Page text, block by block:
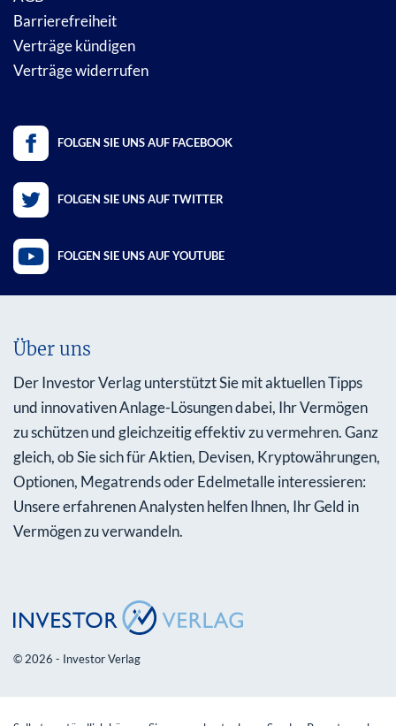
Barrierefreiheit
Verträge kündigen
Verträge widerrufen
FOLGEN SIE UNS AUF FACEBOOK
FOLGEN SIE UNS AUF TWITTER
FOLGEN SIE UNS AUF YOUTUBE
Über uns
Der Investor Verlag unterstützt Sie mit aktuellen Tipps
und innovativen Anlage-Lösungen dabei, Ihr Vermögen
zu schützen und gleichzeitig effektiv zu vermehren. Ganz
gleich, ob Sie sich für Aktien, Devisen, Kryptowährungen,
Optionen, Megatrends oder Edelmetalle interessieren:
Unsere erfahrenen Analysten helfen Ihnen, Ihr Geld in
Vermögen zu verwandeln.
© 2026 - Investor Verlag